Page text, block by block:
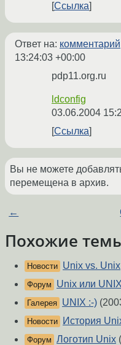
Ссылка
Ответ на: комментарий
13:24:03 +00:00
pdp11.org.ru
ldconfig
03.06.2004
Ссылка
Вы не можете
перемещена в архив.
←
Похожие
Новости Unix vs. Unix
Форум Unix или
Галерея UNIX :-)
Новости История
Форум Логотип Unix